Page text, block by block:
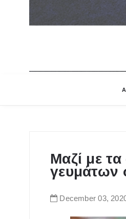
Μαζί με
γευμάτων
December 03,